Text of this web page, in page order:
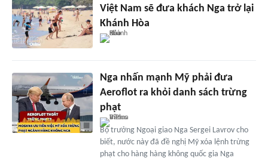
Việt Nam sẽ đưa khách Nga trở lại
Khánh Hòa
Nga nhấn mạnh Mỹ phải đưa
Aeroflot ra khỏi danh sách trừng
phạt
Bộ trưởng Ngoại giao Nga Sergei Lavrov cho
biết, nước này đã đề nghị Mỹ xóa lệnh trừng
phạt cho hàng hàng không quốc gia Nga